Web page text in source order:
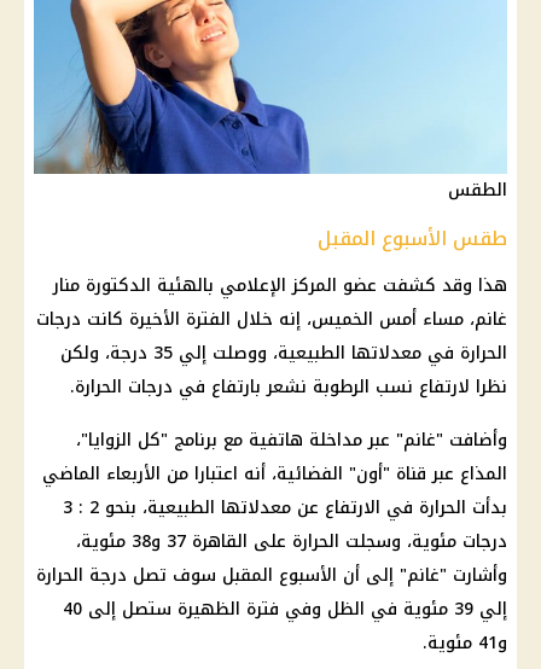
الطقس
طقس الأسبوع المقبل
هذا وقد كشفت عضو المركز الإعلامي بالهئية الدكتورة منار
غانم، مساء أمس الخميس، إنه خلال الفترة الأخيرة كانت درجات
الحرارة
في معدلاتها الطبيعية، ووصلت إلي 35 درجة، ولكن
نظرا لارتفاع نسب الرطوبة نشعر بارتفاع في درجات الحرارة.
وأضافت "غانم" عبر مداخلة هاتفية مع برنامج "كل الزوايا"،
المذاع عبر قناة "أون" الفضائية، أنه اعتبارا من الأربعاء الماضي
بدأت الحرارة
في الارتفاع عن معدلاتها الطبيعية، بنحو 2 : 3
درجات مئوية، وسجلت الحرارة
على القاهرة 37 و38 مئوية،
وأشارت "غانم" إلى أن الأسبوع المقبل سوف تصل درجة الحرارة
إلي 39 مئوية في الظل وفي فترة الظهيرة ستصل إلى 40
و41 مئوية.